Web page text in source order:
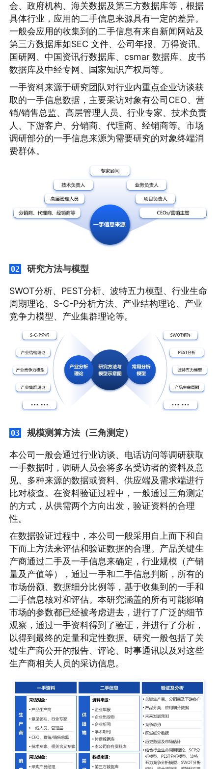
会、政府机构、海关数据及第三方数据库等，根据
具体行业，应用的二手信息来源具有一定的差异。
一般会应用的收集到的二手信息有来自新闻网站及
第三方数据库如SEC 文件、公司年报、万得资讯、
国研网、中国资讯行数据库、csmar 数据库、皮书
数据库及中经专网、国家知识产权局等。
一手资料来源于研究团队对行业内重点企业访谈获
取的一手信息数据，主要采访对象有公司CEO、营
销/销售总监、高层管理人员、行业专家、技术负责
人、下游客户、分销商、代理商、经销商等。市场
调研部分的一手信息来源为需要研究的对象终端消
费群体。
02 研究方法与模型
SWOT分析、PEST分析、波特五力模型、行业生命
周期理论、S-C-P分析方法、产业结构理论、产业
竞争力模型、产业集群理论等。
03 规模测算方法（三角测定）
本公司一般会通过行业访谈、电话访问等调研获取
一手数据时，调研人员会将多名受访者的资料及意
见、多种来源的数据或资料、供应端及需求端进行
比对核查。在资料验证过程中，一般通过三角测定
的方式，从供需两个方向出发，验证资料的合理
性。
在数据验证过程中，本公司一般采用自上而下和自
下而上方法来评估和验证数据的合理。产品关键生
产商通过二手及一手信息来确定，行业规模（产销
量及产值等），通过一手和二手信息判断，所有的
市场份额、数据细分比例等，基于收集到的一手和
二手信息核对和评估。本研究涵盖的所有可能影响
市场的参数都已经被考虑进去，进行了广泛的细节
观察，通过一手资料得到了验证，并进行了分析，
以得到最终的定量和定性数据。研究一般包括了关
键生产商公开的报告、评论、时事通讯以及对这些
生产商相关人员的采访信息。